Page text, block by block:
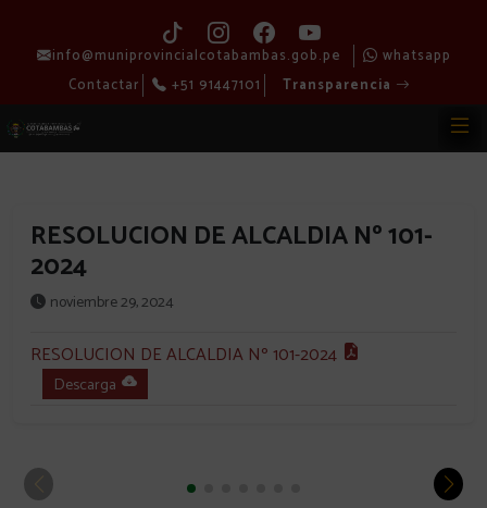
info@muniprovincialcotabambas.gob.pe
whatsapp
Contactar
+51 91447101 Transparencia
RESOLUCION DE ALCALDIA Nº 101-
2024
noviembre 29, 2024
RESOLUCION DE ALCALDIA Nº 101-2024
Descarga